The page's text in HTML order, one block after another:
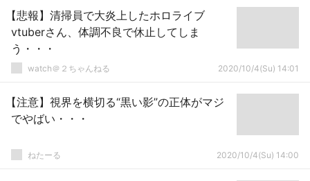
【悲報】清掃員で大炎上したホロライブ
vtuberさん、体調不良で休止してしま
う・・・
watch＠２ちゃんねる 2020/10/4(Su) 14:01
【注意】視界を横切る“黒い影”の正体がマジ
でやばい・・・
ねたーる 2020/10/4(Su) 14:00